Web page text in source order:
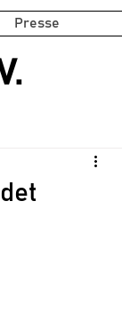
Presse